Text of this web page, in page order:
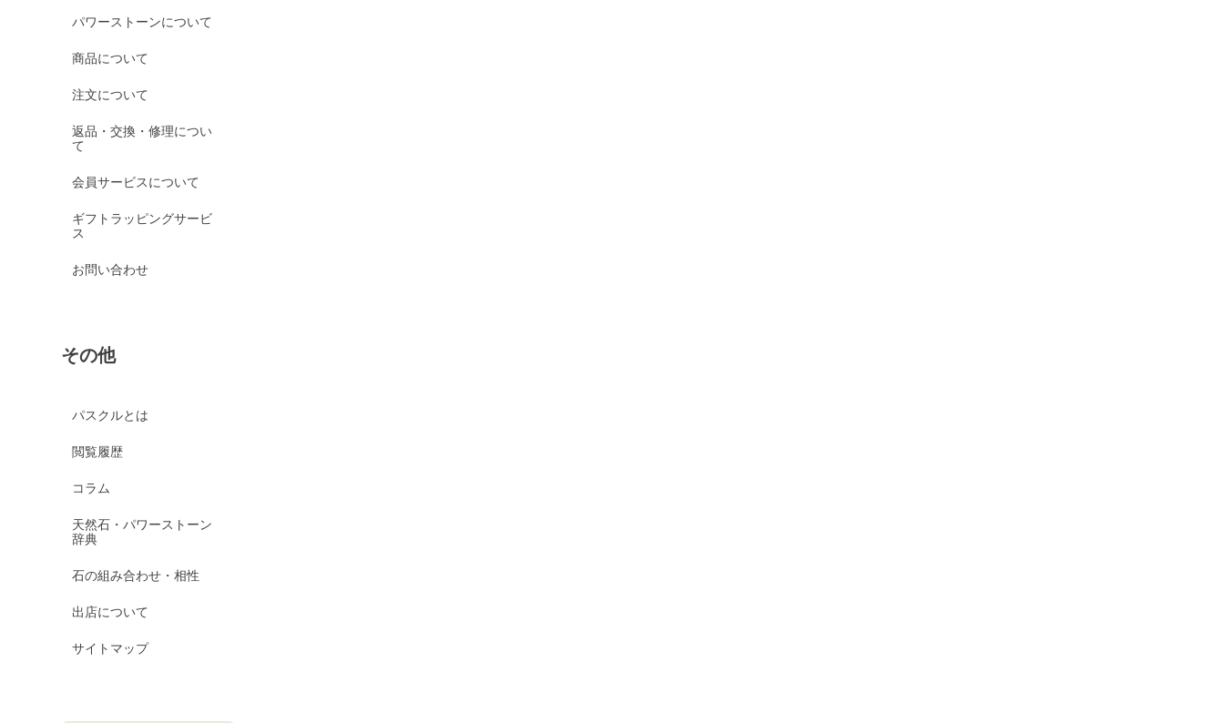
パワーストーンについて
商品について
注文について
返品・交換・修理につい
て
会員サービスについて
ギフトラッピングサービ
ス
お問い合わせ
その他
パスクルとは
閲覧履歴
コラム
天然石・パワーストーン
辞典
石の組み合わせ・相性
出店について
サイトマップ